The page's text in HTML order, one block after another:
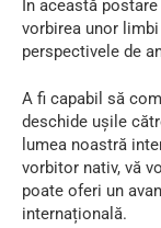
În această
vorbirea unor
perspectivele de
A fi capabil să
deschide ușile
lumea noastră
vorbitor nativ, vă
poate oferi un
internațională.